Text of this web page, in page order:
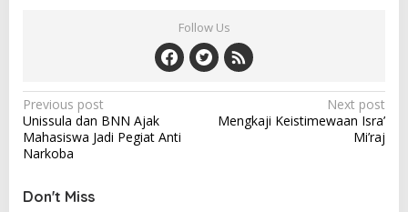
Follow Us
Post
navigation
Previous post
Unissula dan BNN Ajak
Mahasiswa Jadi Pegiat Anti
Narkoba
Next post
Mengkaji Keistimewaan Isra’
Mi’raj
Don't Miss